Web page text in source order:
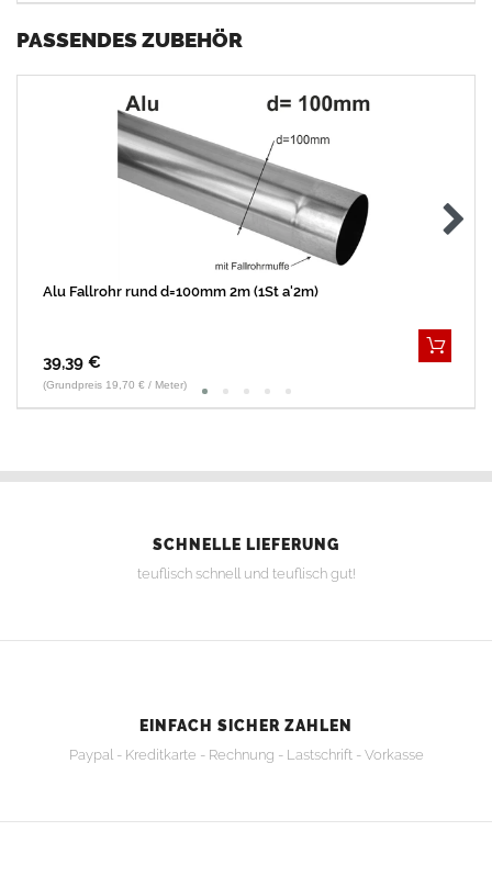
PASSENDES ZUBEHÖR
Alu Fallrohr rund d=100mm 2m (1St a'2m)
39,39 €
(Grundpreis 19,70 € / Meter)
SCHNELLE LIEFERUNG
teuflisch schnell und teuflisch gut!
EINFACH SICHER ZAHLEN
Paypal - Kreditkarte - Rechnung - Lastschrift - Vorkasse